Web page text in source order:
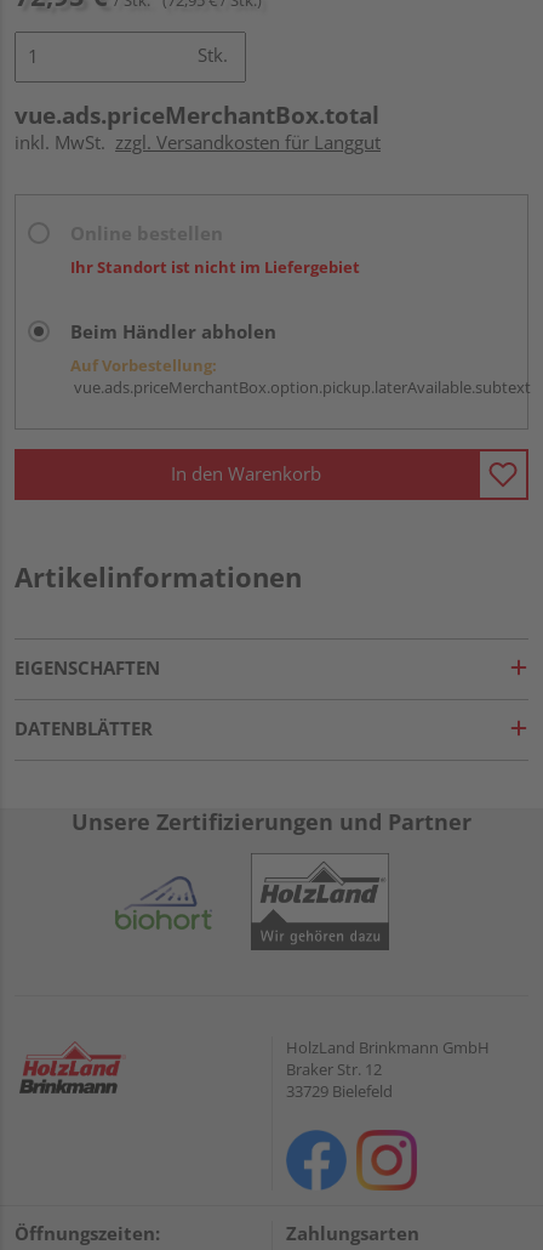
Stk.
vue.ads.priceMerchantBox.total
inkl. MwSt. zzgl. Versandkosten für Langgut
Ihr Standort ist nicht im Liefergebiet
Beim Händler abholen
Auf Vorbestellung:
vue.ads.priceMerchantBox.option.pickup.laterAvailable.subtext
In den Warenkorb
Artikelinformationen
EIGENSCHAFTEN
DATENBLÄTTER
Unsere Zertifizierungen und Partner
HolzLand Brinkmann GmbH
Braker Str. 12
33729 Bielefeld
Öffnungszeiten: Zahlungsarten